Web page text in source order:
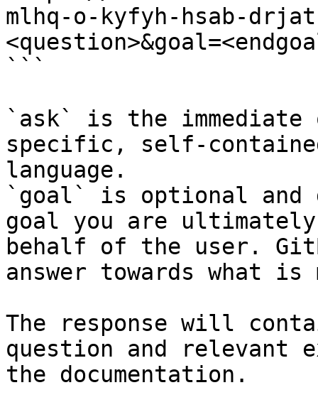
mlhq-o-kyfyh-hsab-
```
`ask` is the
specific, self-
language.
`goal` is optional and
goal you are
behalf of the user.
answer towards what
The response will
question and relevant
the documentation.